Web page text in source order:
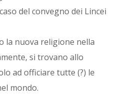
del convegno dei Lincei
la nuova religione nella
si trovano allo
ad officiare tutte (?) le
mondo.